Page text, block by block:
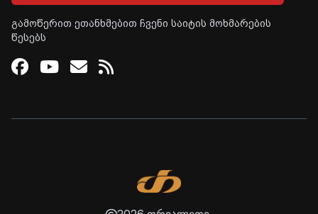
გამოწერით ეთანხმებით ჩვენი საიტის მოხმარების
წესებს
Facebook
Youtube
Email
RSS